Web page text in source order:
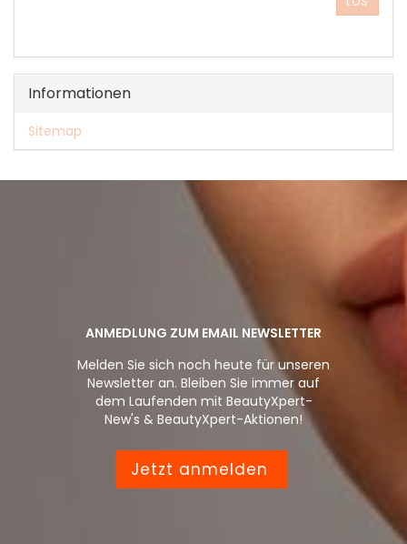
EIN.
Informationen
Sitemap
ANMEDLUNG ZUM EMAIL NEWSLETTER
Melden Sie sich noch heute für unseren
Newsletter an. Bleiben Sie immer auf
dem Laufenden mit BeautyXpert-
New's & BeautyXpert-Aktionen!
Jetzt anmelden